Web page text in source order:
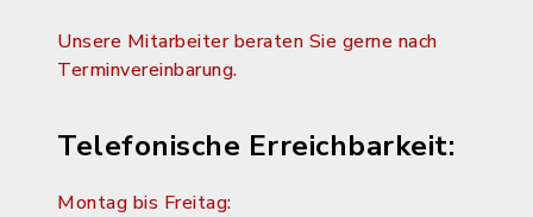
Unsere Mitarbeiter beraten Sie gerne nach
Terminvereinbarung.
Telefonische Erreichbarkeit:
Montag bis Freitag: